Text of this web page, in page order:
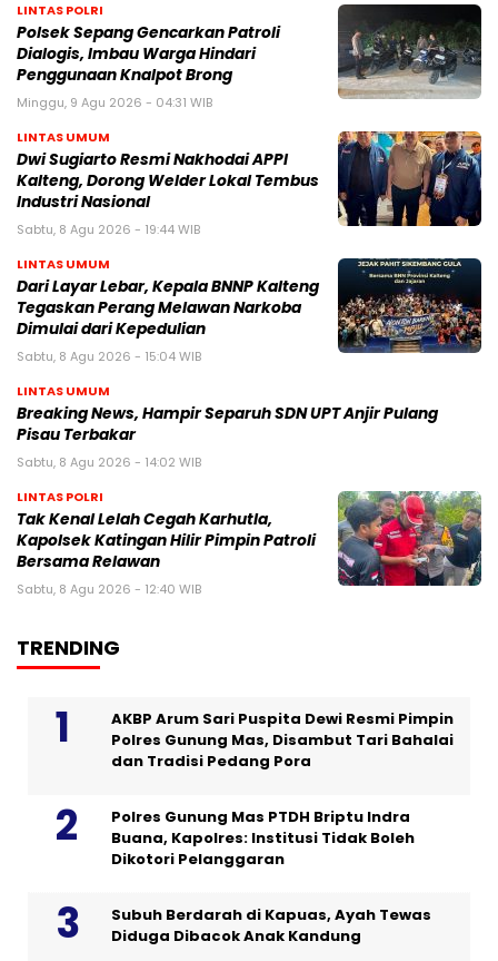
LINTAS POLRI
Polsek Sepang Gencarkan Patroli
Dialogis, Imbau Warga Hindari
Penggunaan Knalpot Brong
Minggu, 9 Agu 2026 - 04:31 WIB
LINTAS UMUM
Dwi Sugiarto Resmi Nakhodai APPI
Kalteng, Dorong Welder Lokal Tembus
Industri Nasional
Sabtu, 8 Agu 2026 - 19:44 WIB
LINTAS UMUM
Dari Layar Lebar, Kepala BNNP Kalteng
Tegaskan Perang Melawan Narkoba
Dimulai dari Kepedulian
Sabtu, 8 Agu 2026 - 15:04 WIB
LINTAS UMUM
Breaking News, Hampir Separuh SDN UPT Anjir Pulang
Pisau Terbakar
Sabtu, 8 Agu 2026 - 14:02 WIB
LINTAS POLRI
Tak Kenal Lelah Cegah Karhutla,
Kapolsek Katingan Hilir Pimpin Patroli
Bersama Relawan
Sabtu, 8 Agu 2026 - 12:40 WIB
TRENDING
AKBP Arum Sari Puspita Dewi Resmi Pimpin
Polres Gunung Mas, Disambut Tari Bahalai
dan Tradisi Pedang Pora
Polres Gunung Mas PTDH Briptu Indra
Buana, Kapolres: Institusi Tidak Boleh
Dikotori Pelanggaran
Subuh Berdarah di Kapuas, Ayah Tewas
Diduga Dibacok Anak Kandung